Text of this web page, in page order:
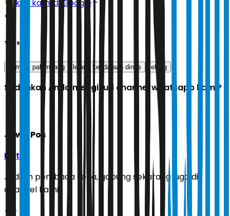
Ikuti kami di Google
Tags
pemkot palembang lelang kendaraan dinas lelang
Sudahkah Anda mengikuti channel whatsapp kami?
Jawa Pos
Ikuti
Jadilah pembaca setia, gabung sekarang juga di
channel kami!